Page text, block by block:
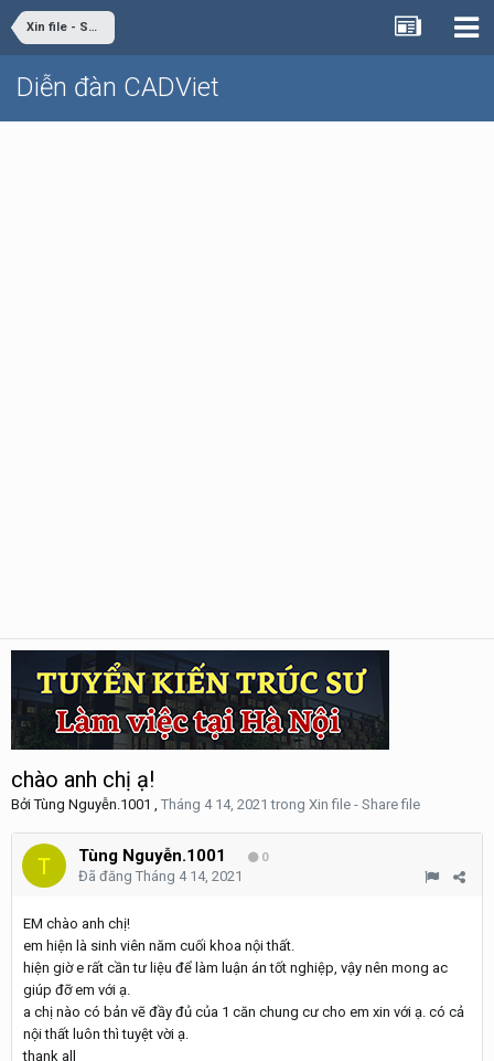
Xin file - Share file
Diễn đàn CADViet
chào anh chị ạ!
BởiTùng Nguyễn.1001 , Tháng 4 14, 2021trong Xin file - Share file
Tùng Nguyễn.1001 0
Đã đăng Tháng 4 14, 2021
EM chào anh chị!
em hiện là sinh viên năm cuối khoa nội thất.
hiện giờ e rất cần tư liệu để làm luận án tốt nghiệp, vậy nên mong ac
giúp đỡ em với ạ.
a chị nào có bản vẽ đầy đủ của 1 căn chung cư cho em xin với ạ. có cả
nội thất luôn thì tuyệt vời ạ.
thank all